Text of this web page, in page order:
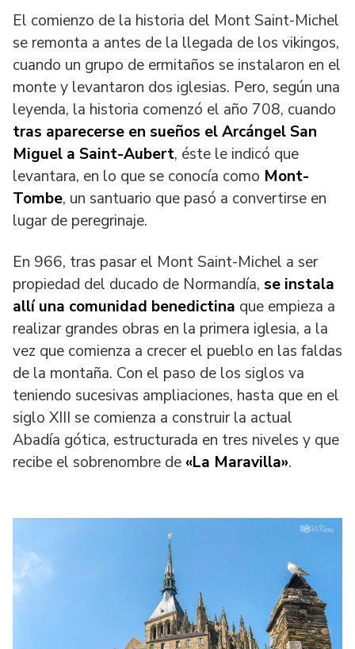
El comienzo de la historia del Mont Saint-Michel
se remonta a antes de la llegada de los vikingos,
cuando un grupo de ermitaños se instalaron en el
monte y levantaron dos iglesias. Pero, según una
leyenda, la historia comenzó el año 708, cuando
tras aparecerse en sueños el Arcángel San
Miguel a Saint-Aubert, éste le indicó que
levantara, en lo que se conocía como Mont-
Tombe, un santuario que pasó a convertirse en
lugar de peregrinaje.
En 966, tras pasar el Mont Saint-Michel a ser
propiedad del ducado de Normandía, se instala
allí una comunidad benedictina que empieza a
realizar grandes obras en la primera iglesia, a la
vez que comienza a crecer el pueblo en las faldas
de la montaña. Con el paso de los siglos va
teniendo sucesivas ampliaciones, hasta que en el
siglo XIII se comienza a construir la actual
Abadía gótica, estructurada en tres niveles y que
recibe el sobrenombre de «La Maravilla».